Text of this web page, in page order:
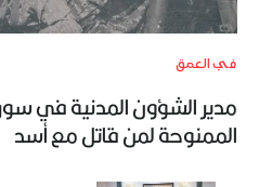
في العمق
مدير الشؤون المدنية في
الممنوحة لمن قاتل مع أسد